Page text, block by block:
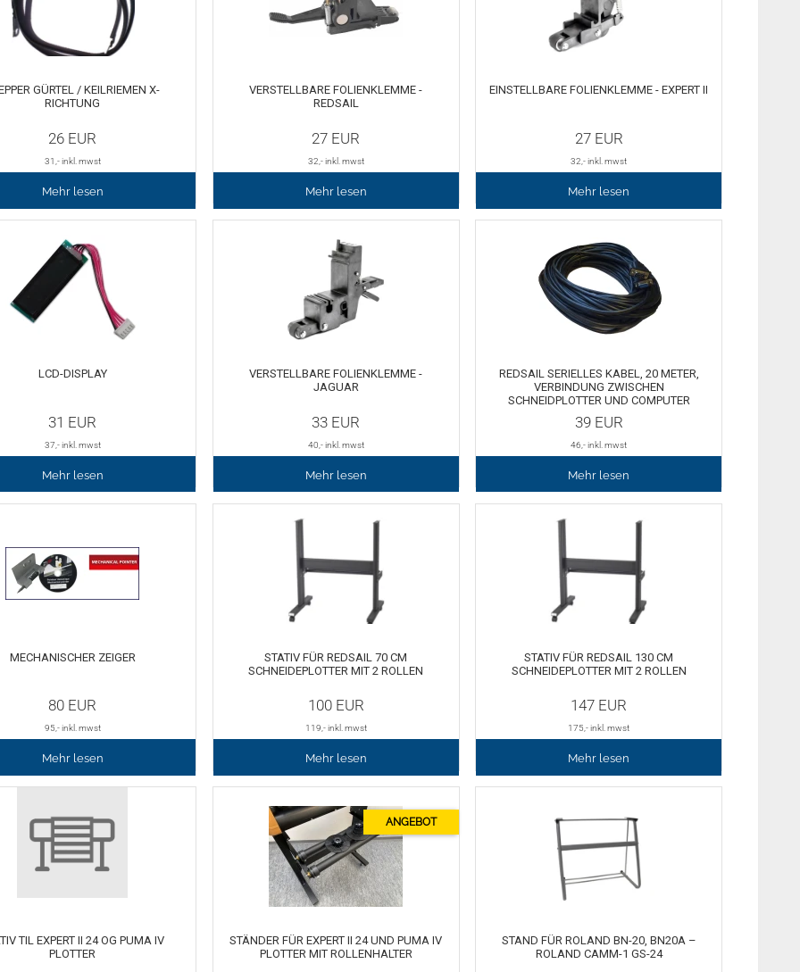
GÜRTEL / KEILRIEMEN X-
RICHTUNG
26 EUR
31 ,- inkl. mwst
Mehr lesen
VERSTELLBARE FOLIENKLEMME -
REDSAIL
27 EUR
32 ,- inkl. mwst
Mehr lesen
EINSTELLBARE FOLIENKLEMME - EXPERT II
27EUR
32 ,- inkl. mwst
Mehr lesen
LCD-DISPLAY
31 EUR
37 ,- inkl. mwst
Mehr lesen
VERSTELLBARE FOLIENKLEMME -
JAGUAR
33 EUR
40 ,- inkl. mwst
Mehr lesen
REDSAIL SERIELLES KABEL, 20 METER,
VERBINDUNG ZWISCHEN
SCHNEIDPLOTTER UND COMPUTER
39EUR
46 ,- inkl. mwst
Mehr lesen
MECHANISCHER ZEIGER
80 EUR
95 ,- inkl. mwst
Mehr lesen
STATIV FÜR REDSAIL 70 CM
SCHNEIDEPLOTTER MIT 2 ROLLEN
100EUR
119 ,- inkl. mwst
Mehr lesen
STATIV FÜR REDSAIL 130 CM
SCHNEIDEPLOTTER MIT 2 ROLLEN
147 EUR
175 ,- inkl. mwst
Mehr lesen
TIL EXPERT II 24 OG PUMA IV
PLOTTER
STÄNDER FÜR EXPERT II 24 UND PUMA IV
PLOTTER MIT ROLLENHALTER
STAND FÜR ROLAND BN-20, BN20A –
ROLAND CAMM-1 GS-24